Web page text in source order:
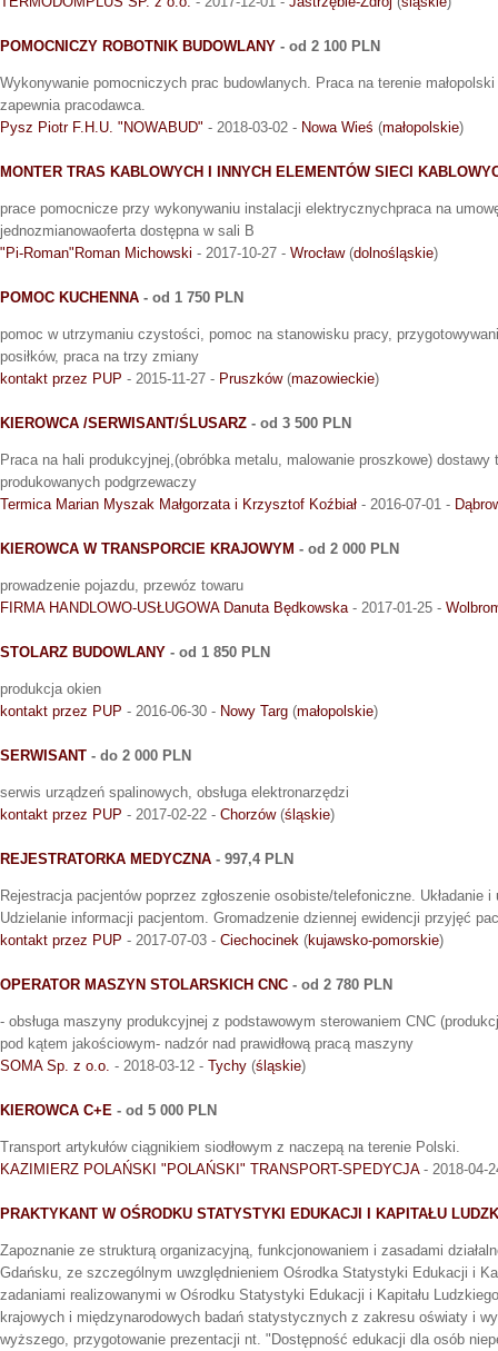
POMOCNICZY ROBOTNIK BUDOWLANY - od 2 100 PLN
Wykonywanie pomocniczych prac budowlanych. Praca na terenie
zapewnia pracodawca.
Pysz Piotr F.H.U. "NOWABUD" - 2018-03-02 - Nowa Wieś (małopolskie)
MONTER TRAS KABLOWYCH I INNYCH ELEMENTÓW SIECI
prace pomocnicze przy wykonywaniu instalacji elektrycznychpraca na
jednozmianowaoferta dostępna w sali B
"Pi-Roman"Roman Michowski - 2017-10-27 - Wrocław(dolnośląskie)
POMOC KUCHENNA - od 1 750 PLN
pomoc w utrzymaniu czystości, pomoc na stanowisku pracy,
posiłków, praca na trzy zmiany
kontakt przez PUP - 2015-11-27 - Pruszków(mazowieckie)
KIEROWCA /SERWISANT/ŚLUSARZ - od 3 500 PLN
Praca na hali produkcyjnej,(obróbka metalu, malowanie proszkowe) dostawy
produkowanych podgrzewaczy
Termica Marian Myszak Małgorzata i Krzysztof Koźbiał - 2016-07-01 -
KIEROWCA W TRANSPORCIE KRAJOWYM - od 2 000 PLN
prowadzenie pojazdu, przewóz towaru
FIRMA HANDLOWO-USŁUGOWA Danuta Będkowska - 2017-01-25 -
STOLARZ BUDOWLANY - od 1 850 PLN
produkcja okien
kontakt przez PUP - 2016-06-30 - Nowy Targ (małopolskie)
SERWISANT - do 2 000 PLN
serwis urządzeń spalinowych, obsługa elektronarzędzi
kontakt przez PUP - 2017-02-22 - Chorzów(śląskie)
REJESTRATORKA MEDYCZNA - 997,4 PLN
Rejestracja pacjentów poprzez zgłoszenie osobiste/telefoniczne. Układanie i
Udzielanie informacji pacjentom. Gromadzenie dziennej ewidencji przyjęć
kontakt przez PUP - 2017-07-03 - Ciechocinek (kujawsko-pomorskie)
OPERATOR MASZYN STOLARSKICH CNC - od 2 780 PLN
- obsługa maszyny produkcyjnej z podstawowym sterowaniem CNC
pod kątem jakościowym- nadzór nad prawidłową pracą maszyny
SOMA Sp. z o.o. - 2018-03-12 - Tychy (śląskie)
KIEROWCA C+E - od 5 000 PLN
Transport artykułów ciągnikiem siodłowym z naczepą na terenie Polski.
KAZIMIERZ POLAŃSKI "POLAŃSKI" TRANSPORT-SPEDYCJA- 2018-04-
PRAKTYKANT W OŚRODKU STATYSTYKI EDUKACJI I KAPITAŁU
Zapoznanie ze strukturą organizacyjną, funkcjonowaniem i zasadami
Gdańsku, ze szczególnym uwzględnieniem Ośrodka Statystyki Edukacji i
zadaniami realizowanymi w Ośrodku Statystyki Edukacji i Kapitału
krajowych i międzynarodowych badań statystycznych z zakresu oświaty i
wyższego, przygotowanie prezentacji nt. "Dostępność edukacji dla osób